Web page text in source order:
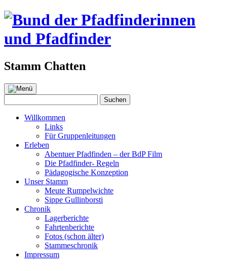
Stamm Chatten
Zum
Inhalt
springen
nach:
Suchen
Willkommen
Links
Für Gruppenleitungen
Erleben
Abentuer Pfadfinden – der BdP Film
Die Pfadfinder- Regeln
Pädagogische Konzeption
Unser Stamm
Meute Rumpelwichte
Sippe Gullinborsti
Chronik
Lagerberichte
Fahrtenberichte
Fotos (schon älter)
Stammeschronik
Impressum